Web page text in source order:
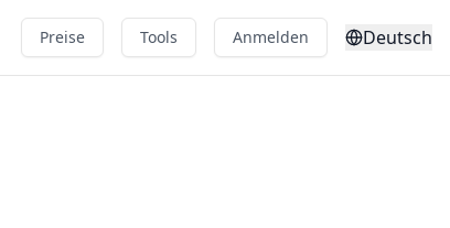
Preise Tools Anmelden Deutsch